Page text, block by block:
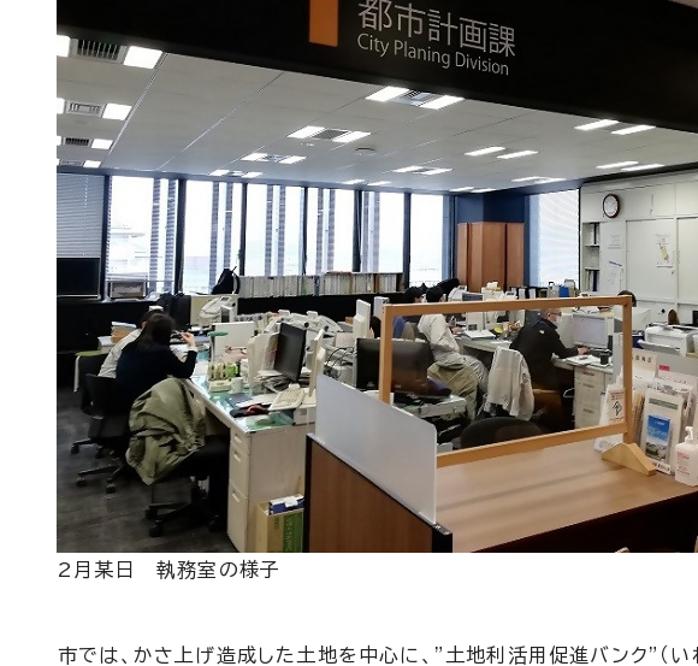
2月某日 執務室の様子
市では、かさ上げ造成した土地を中心に、”土地利活用促進バンク”（